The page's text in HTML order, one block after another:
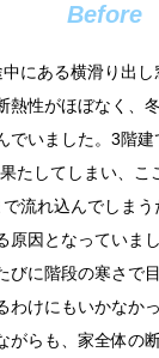
Before
にある横滑り出
熱性がほぼなく、
でいました。3階建
たしてしまい、こ
流れ込んでしま
原因となっていま
びに階段の寒さで
わけにもいかなか
がらも、家全体の